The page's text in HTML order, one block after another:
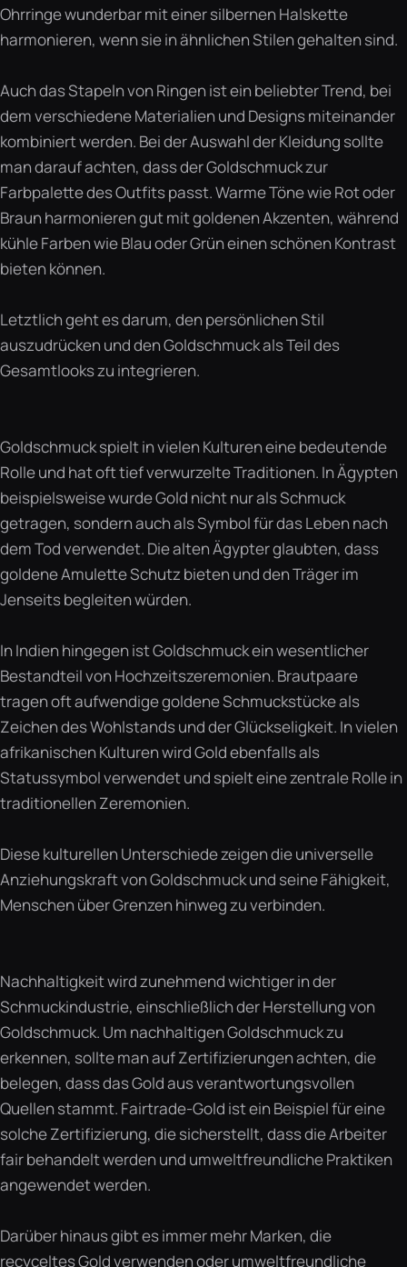
Ohrringe wunderbar mit einer silbernen Halskette
harmonieren, wenn sie in ähnlichen Stilen gehalten sind.
Auch das Stapeln von Ringen ist ein beliebter Trend, bei
dem verschiedene Materialien und Designs miteinander
kombiniert werden. Bei der Auswahl der Kleidung sollte
man darauf achten, dass der Goldschmuck zur
Farbpalette des Outfits passt. Warme Töne wie Rot oder
Braun harmonieren gut mit goldenen Akzenten, während
kühle Farben wie Blau oder Grün einen schönen Kontrast
bieten können.
Letztlich geht es darum, den persönlichen Stil
auszudrücken und den Goldschmuck als Teil des
Gesamtlooks zu integrieren.
Goldschmuck spielt in vielen Kulturen eine bedeutende
Rolle und hat oft tief verwurzelte Traditionen. In Ägypten
beispielsweise wurde Gold nicht nur als Schmuck
getragen, sondern auch als Symbol für das Leben nach
dem Tod verwendet. Die alten Ägypter glaubten, dass
goldene Amulette Schutz bieten und den Träger im
Jenseits begleiten würden.
In Indien hingegen ist Goldschmuck ein wesentlicher
Bestandteil von Hochzeitszeremonien. Brautpaare
tragen oft aufwendige goldene Schmuckstücke als
Zeichen des Wohlstands und der Glückseligkeit. In vielen
afrikanischen Kulturen wird Gold ebenfalls als
Statussymbol verwendet und spielt eine zentrale Rolle in
traditionellen Zeremonien.
Diese kulturellen Unterschiede zeigen die universelle
Anziehungskraft von Goldschmuck und seine Fähigkeit,
Menschen über Grenzen hinweg zu verbinden.
Nachhaltigkeit wird zunehmend wichtiger in der
Schmuckindustrie, einschließlich der Herstellung von
Goldschmuck. Um nachhaltigen Goldschmuck zu
erkennen, sollte man auf Zertifizierungen achten, die
belegen, dass das Gold aus verantwortungsvollen
Quellen stammt. Fairtrade-Gold ist ein Beispiel für eine
solche Zertifizierung, die sicherstellt, dass die Arbeiter
fair behandelt werden und umweltfreundliche Praktiken
angewendet werden.
Darüber hinaus gibt es immer mehr Marken, die
recyceltes Gold verwenden oder umweltfreundliche